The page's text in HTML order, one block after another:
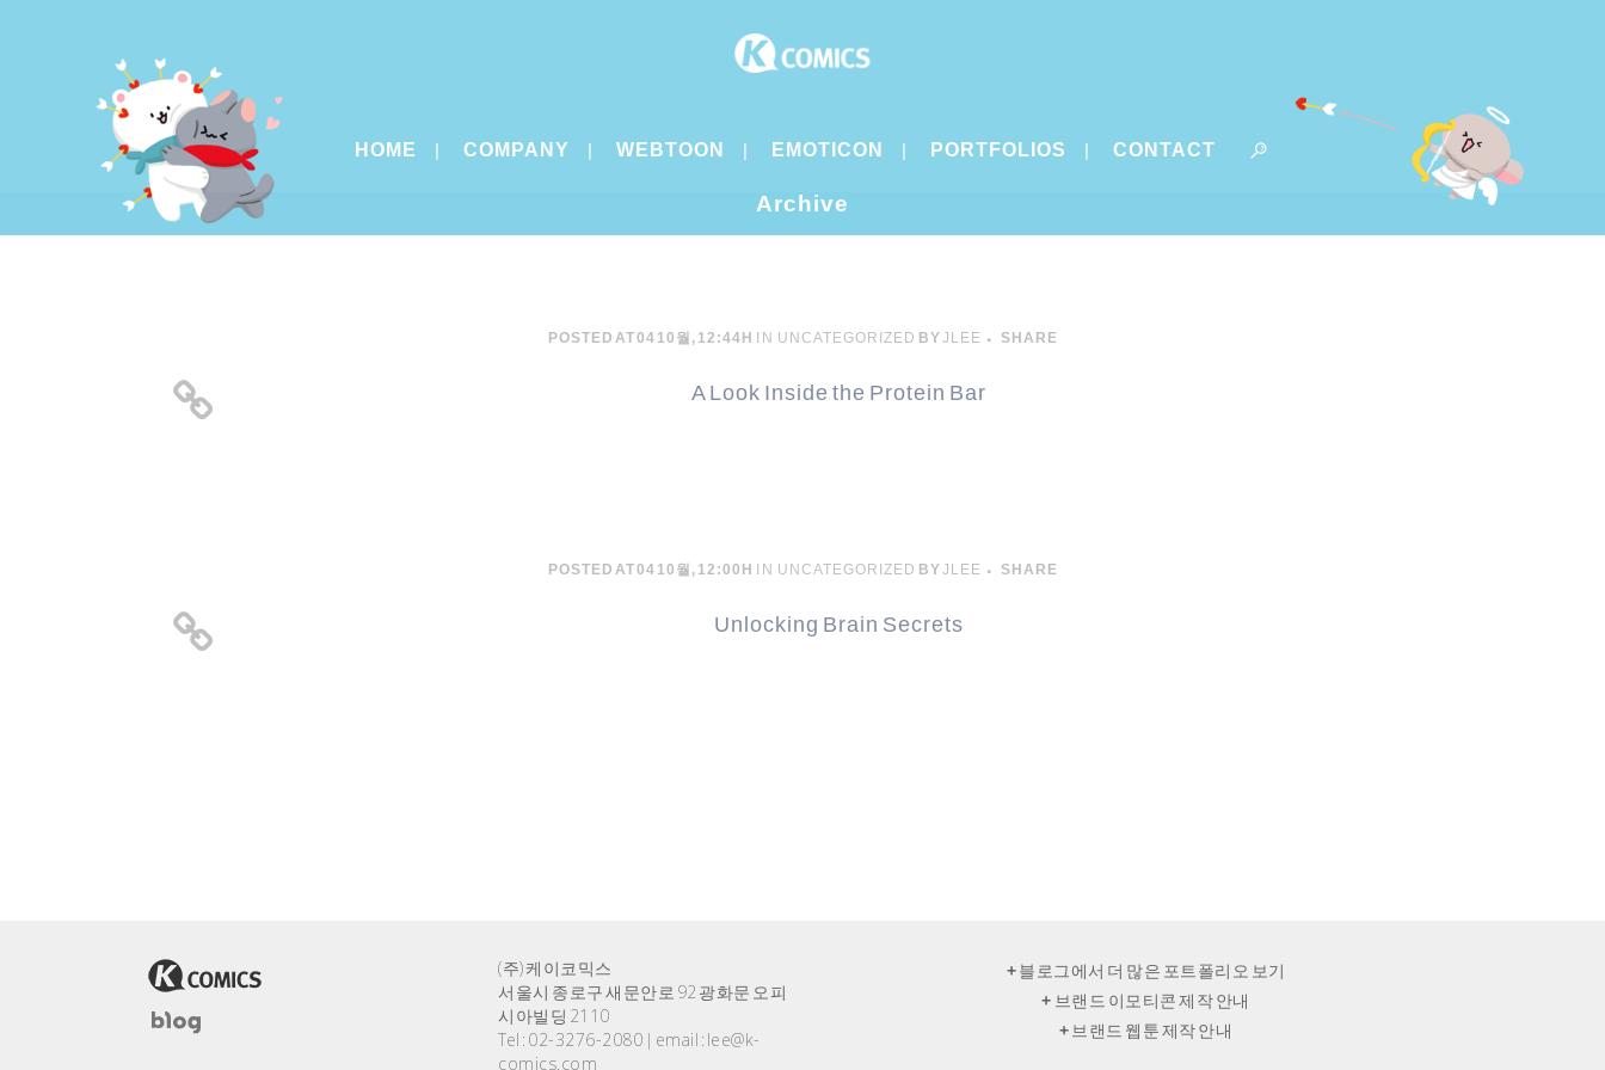
HOME COMPANY WEBTOON EMOTICON PORTFOLIOS CONTACT
Archive
POSTED AT 04 10월, 12:44H IN UNCATEGORIZED BYJLEE SHARE
A Look Inside the Protein Bar
POSTED AT 04 10월, 12:00H IN UNCATEGORIZED BYJLEE SHARE
Unlocking Brain Secrets
(주) 케이코믹스
서울시 종로구 새문안로 92 광화문 오피
시아빌딩 2110
Tel : 02-3276-2080 | email : lee@k-
comics.com
+블로그에서 더 많은 포트폴리오 보기
+ 브랜드 이모티콘 제작 안내
+ 브랜드 웹툰 제작 안내